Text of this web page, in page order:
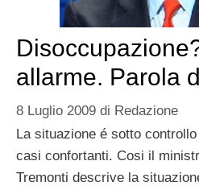
allarme. Parola
8 Luglio 2009 di Redazione
La situazione é sotto
casi confortanti. Cosi il
Tremonti descrive la